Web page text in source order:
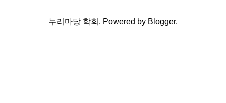
누리마당 학회. Powered by Blogger.